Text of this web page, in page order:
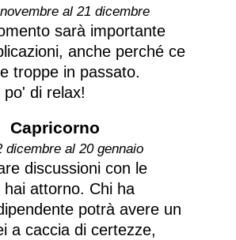
al 21 dicembre
sarà importante
anche perché ce
troppe in passato.
po' di relax!
Capricorno
dicembre al 20 gennaio
discussioni con le
hai attorno. Chi ha
potrà avere un
a caccia di certezze,